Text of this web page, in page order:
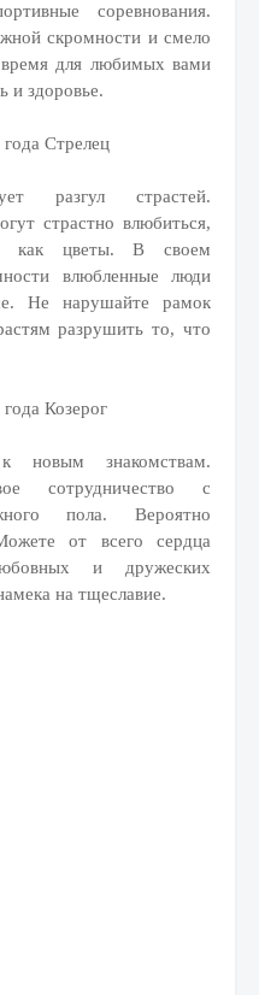
соревнования.
скромности и смело
время для любимых вами
и здоровье.
Стрелец
разгул страстей.
страстно влюбиться,
как цветы. В своем
влюбленные люди
Не нарушайте рамок
разрушить то, что
Козерог
новым знакомствам.
сотрудничество с
пола. Вероятно
от всего сердца
и дружеских
на тщеславие.